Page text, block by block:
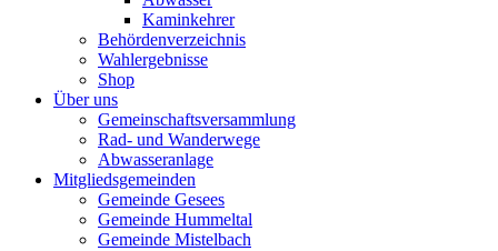
Kaminkehrer
Behördenverzeichnis
Wahlergebnisse
Shop
Über uns
Gemeinschaftsversammlung
Rad- und Wanderwege
Abwasseranlage
Mitgliedsgemeinden
Gemeinde Gesees
Gemeinde Hummeltal
Gemeinde Mistelbach